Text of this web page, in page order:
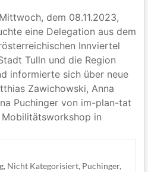
dem 08.11.2023,
eine Delegation aus dem
Innviertel
Tulln und die Region
informierte sich über neue
Zawichowski, Anna
Puchinger von im-plan-tat
in
, Nicht Kategorisiert, Puchinger,